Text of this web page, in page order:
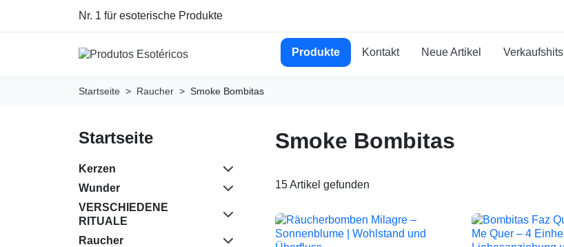
Nr. 1 für esoterische Produkte
Produkte Kontakt Neue Artikel Verkaufshits
Startseite Raucher Smoke Bombitas
Startseite
Kerzen
Wunder
VERSCHIEDENE
RITUALE
Raucher
Smoke Bombitas
15 Artikel gefunden